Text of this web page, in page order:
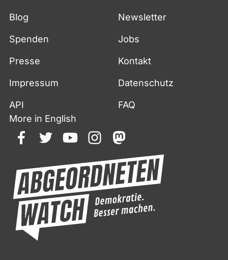
Blog Newsletter
Spenden Jobs
Presse Kontakt
Impressum Datenschutz
API
FAQ
More in English
facebooktwitteryoutubeinstagrammastodon